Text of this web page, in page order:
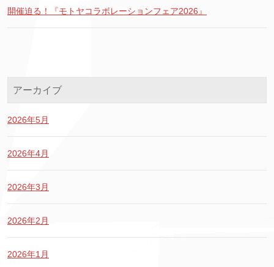
開催迫る！『モトヤコラボレーションフェア2026』
アーカイブ
2026年5月
2026年4月
2026年3月
2026年2月
2026年1月